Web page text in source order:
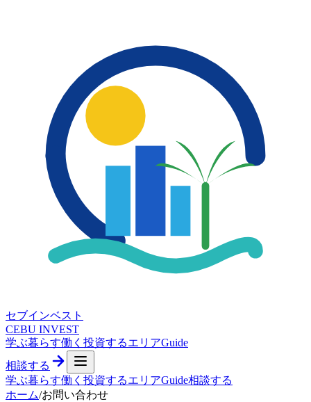
セブインベスト
CEBU INVEST
学ぶ暮らす働く 投資するエリアGuide
相談する
学ぶ暮らす働く 投資するエリアGuide相談する
ホーム/お問い合わせ